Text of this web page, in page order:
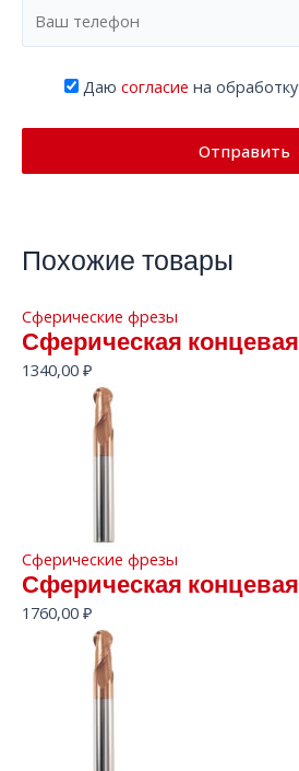
Даю согласие на
Похожие товары
Сферические фрезы
Сферическая
1340,00 ₽
Сферические фрезы
Сферическая
1760,00 ₽